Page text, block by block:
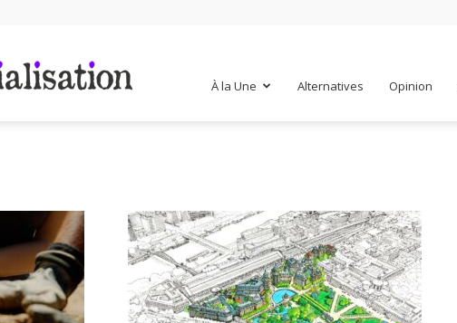
À la Une Alternatives Opinion